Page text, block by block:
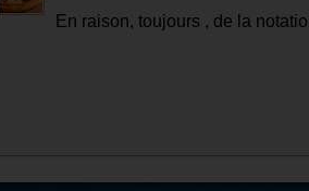
En raison, toujours , de la